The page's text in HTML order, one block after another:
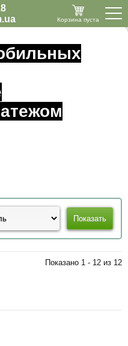
Корзина пуста
Показано 1 - 12 из 12